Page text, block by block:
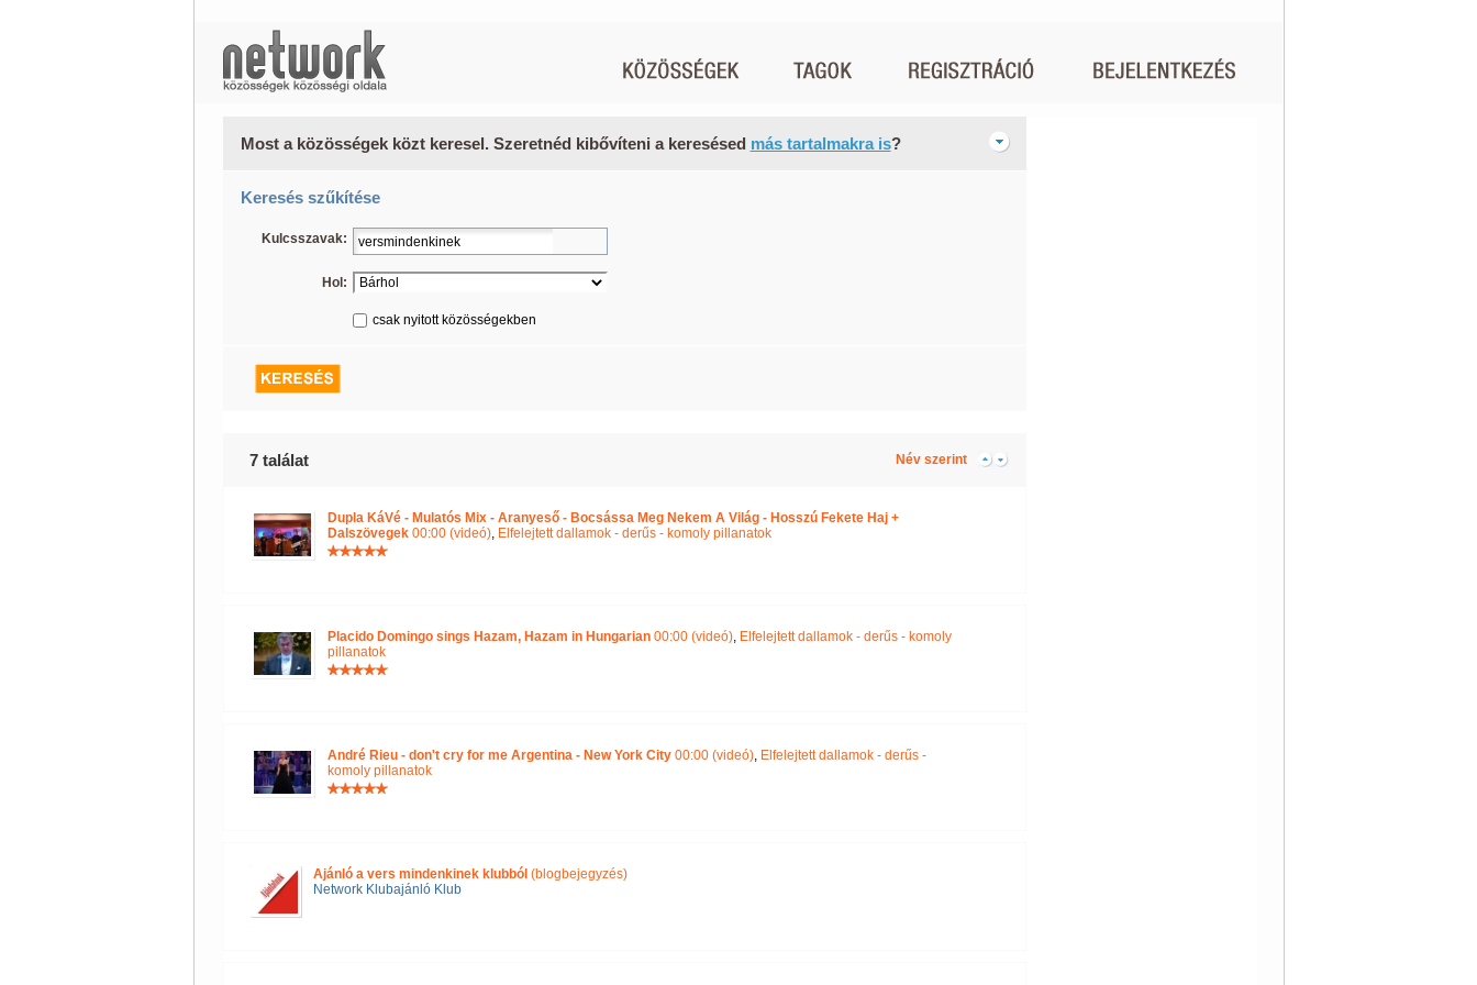
Most a közösségek közt keresel. Szeretnéd kibővíteni a keresésed más tartalmakra is?
Keresés szűkítése
Kulcsszavak:
Hol:
csak nyitott közösségekben
7 találat Név szerint
Dupla KáVé - Mulatós Mix - Aranyeső - Bocsássa Meg Nekem A Világ - Hosszú Fekete Haj +
Dalszövegek00:00 (videó), Elfelejtett dallamok - derűs - komoly pillanatok
Placido Domingo sings Hazam, Hazam in Hungarian00:00 (videó), Elfelejtett dallamok - derűs - komoly
pillanatok
André Rieu - don't cry for me Argentina - New York City00:00 (videó), Elfelejtett dallamok - derűs -
komoly pillanatok
Ajánló a vers mindenkinek klubból (blogbejegyzés)
Network Klubajánló Klub